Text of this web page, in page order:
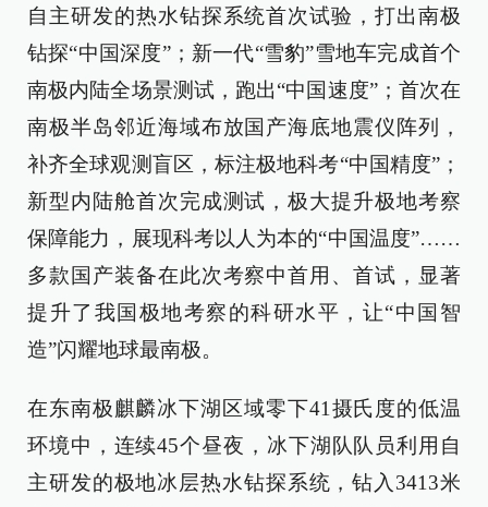
自主研发的热水钻探系统首次试验，打出南极
钻探“中国深度”；新一代“雪豹”雪地车完成首个
南极内陆全场景测试，跑出“中国速度”；首次在
南极半岛邻近海域布放国产海底地震仪阵列，
补齐全球观测盲区，标注极地科考“中国精度”；
新型内陆舱首次完成测试，极大提升极地考察
保障能力，展现科考以人为本的“中国温度”……
多款国产装备在此次考察中首用、首试，显著
提升了我国极地考察的科研水平，让“中国智
造”闪耀地球最南极。
在东南极麒麟冰下湖区域零下41摄氏度的低温
环境中，连续45个昼夜，冰下湖队队员利用自
主研发的极地冰层热水钻探系统，钻入3413米